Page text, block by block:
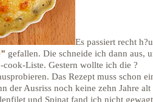
Es passiert recht
gefallen. Die schneide ich dann aus,
Liste. Gestern wollte ich die ?
Das Rezept muss schon
der Ausriss noch keine zehn Jahre alt
und Spinat fand ich nicht